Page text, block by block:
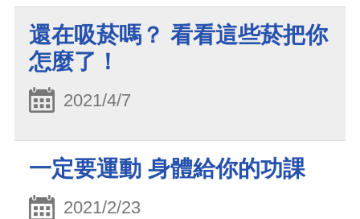
還在吸菸嗎？ 看看這些菸把你
怎麼了！
2021/4/7
一定要運動 身體給你的功課
2021/2/23